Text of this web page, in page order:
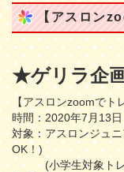
【アスロン
★ゲリラ企
【アスロンzoomでト
時間：2020年7月13
対象：アスロンジュ
OK！)
(小学生対象トレ